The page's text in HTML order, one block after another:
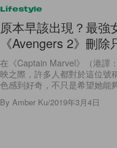
Lifestyle
原本早該出現？最強
《Avengers 2》刪
在《Captain Marvel》（港譯
映之際，許多人都對於這位號
色感到好奇，不只是希望她能
By Amber Ku/2019年3月4日